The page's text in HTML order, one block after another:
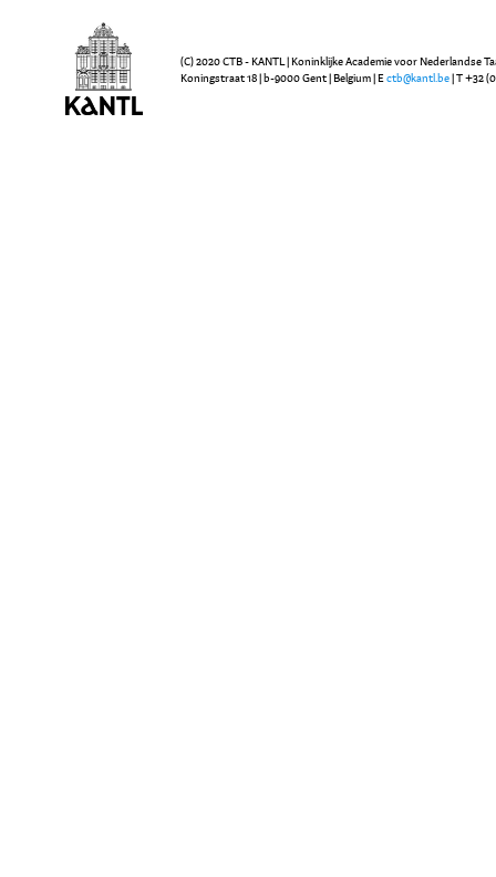
(C) 2020 CTB - KANTL | Koninklijke Academie voor Nederlandse
Koningstraat 18 | b-9000 Gent | Belgium | E ctb@kantl.be | T +32